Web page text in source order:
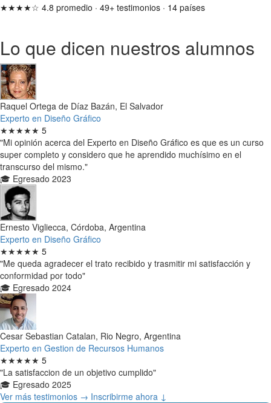
★★★★☆ 4.8 promedio · 49+ testimonios · 14 países
Lo que dicen nuestros alumnos
Raquel Ortega de Díaz Bazán, El Salvador
Experto en Diseño Gráfico
★★★★★ 5
"Mi opinión acerca del Experto en Diseño Gráfico es que es un curso
super completo y considero que he aprendido muchísimo en el
transcurso del mismo."
🎓 Egresado 2023
Ernesto Vigliecca, Córdoba, Argentina
Experto en Diseño Gráfico
★★★★★ 5
"Me queda agradecer el trato recibido y trasmitir mi satisfacción y
conformidad por todo"
🎓 Egresado 2024
Cesar Sebastian Catalan, Rio Negro, Argentina
Experto en Gestion de Recursos Humanos
★★★★★ 5
"La satisfaccion de un objetivo cumplido"
🎓 Egresado 2025
Ver más testimonios → Inscribirme ahora ↓